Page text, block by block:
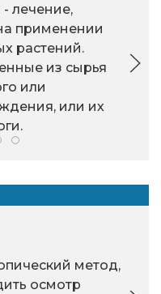
лечение,
применении
растений.
из сырья
или
или их
метод,
осмотр